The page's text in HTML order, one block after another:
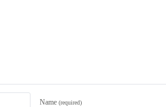
Name (required)